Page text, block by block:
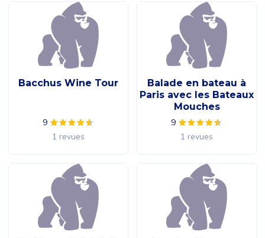
Bacchus Wine Tour
9
1 revues
Balade en bateau à
Paris avec les Bateaux
Mouches
9
1 revues